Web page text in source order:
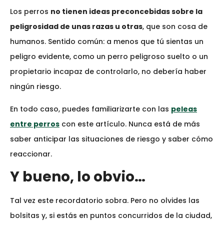
Los perros no tienen ideas preconcebidas sobre la
peligrosidad de unas razas u otras, que son cosa de
humanos. Sentido común: a menos que tú sientas un
peligro evidente, como un perro peligroso suelto o un
propietario incapaz de controlarlo, no debería haber
ningún riesgo.
En todo caso, puedes familiarizarte con las peleas
entre perros con este artículo. Nunca está de más
saber anticipar las situaciones de riesgo y saber cómo
reaccionar.
Y bueno, lo obvio…
Tal vez este recordatorio sobra. Pero no olvides las
bolsitas y, si estás en puntos concurridos de la ciudad,